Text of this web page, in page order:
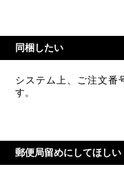
同梱したい
システム上、ご注文番
す。
郵便局留めにしてほしい